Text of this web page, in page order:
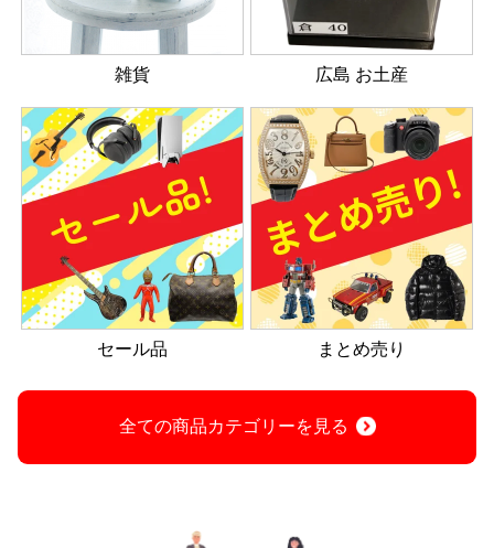
雑貨 広島 お土産
セール品 まとめ売り
全ての商品カテゴリーを見る